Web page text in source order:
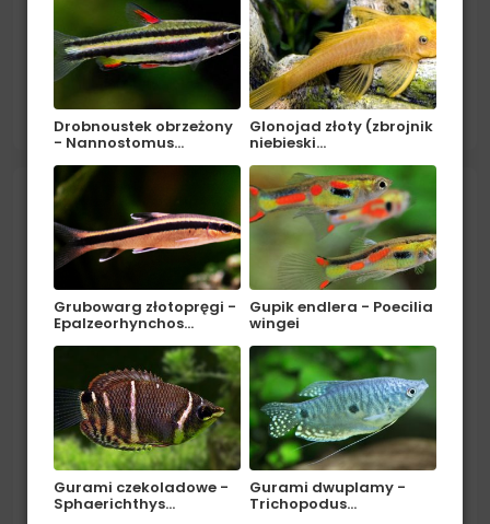
Pochodzenie: Ameryka Południowa (Kolumbia,
Gujana, Surinam, Gujana francuska, Peru, Brazylia).
Środowisko: W naturze zamieszkuje obszary
zalewowe, bagienne, porośnięte gęstą roślinnością.
Są to wody przejrzyste...
czytaj więcej
Pielęgniczka Panduro - Apistograma
panduro
Pochodzenie: Ameryka Południowa (Peru).
Drobnoustek obrzeżony
- Nannostomus…
Glonojad złoty (zbrojnik
niebieski…
Grubowarg złotopręgi -
Epalzeorhynchos…
Gupik endlera - Poecilia
wingei
Gurami czekoladowe -
Sphaerichthys…
Gurami dwuplamy -
Trichopodus…